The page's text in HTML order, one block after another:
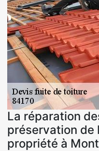
La réparation
préservation de
propriété à